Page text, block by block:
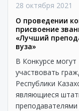
28 октября 2021
О проведении
присвоение
«Лучший
вуза»
В Конкурсе могут
участвовать
Республики
являющиеся
преподавателями